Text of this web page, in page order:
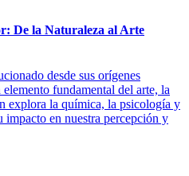
De la Naturaleza al Arte
desde sus orígenes
fundamental del arte, la
explora la química, la psicología y
en nuestra percepción y